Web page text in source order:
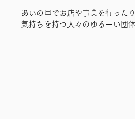
あいの里でお店や事業を行った
気持ちを持つ人々のゆるーい団体